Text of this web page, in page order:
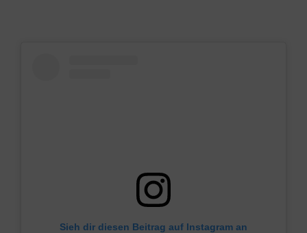
Sieh dir diesen Beitrag auf Instagram an